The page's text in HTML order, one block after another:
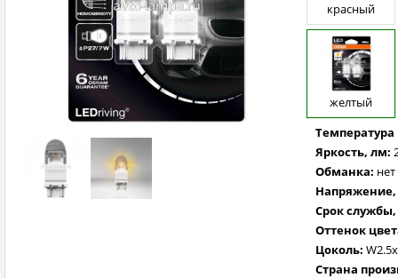
красный
желтый
Температура
Яркость, лм:
Обманка: нет
Срок
Оттенок
Цоколь:
Страна